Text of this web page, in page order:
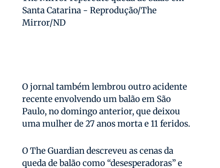
Santa Catarina - Reprodução/The
Mirror/ND
O jornal também lembrou outro acidente
recente envolvendo um balão em São
Paulo, no domingo anterior, que deixou
uma mulher de 27 anos morta e 11 feridos.
O The Guardian descreveu as cenas da
queda de balão como “desesperadoras” e